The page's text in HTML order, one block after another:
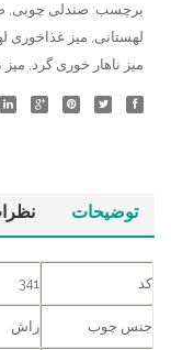
برچسب: صندلی چوبی,
لهستانی, میز غذاخوری
میز ناهار خوری گرد, میز
توضیحات
کد 341
جنس چوب راش